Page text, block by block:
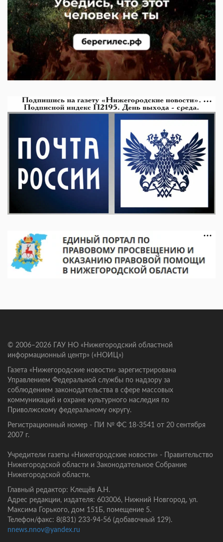
© 2006–2026 ГАУ НО «Нижегородский областной
информационный центр» («НОИЦ»)
Газета «Нижегородские новости» зарегистрирована
Управлением Федеральной службы по надзору за
соблюдением законодательства в сфере массовых
коммуникаций и охране культурного наследия по
Приволжскому федеральному округу.
Регистрационный номер - ПИ № ФС 18-3541 от 20 сентября
2007 г.
Учредители газеты «Нижегородские новости» - Правительство
Нижегородской области и Законодательное Собрание
Нижегородской области.
Главный редактор: Клещёв А.Н.
Адрес редакции, издателя: 603006, Нижний Новгород, ул.
Максима Горького, дом 151Б, помещение 5.
Телефон/факс: 8(831) 233-94-56 (добавочный 129).
nnews.nnov@yandex.ru